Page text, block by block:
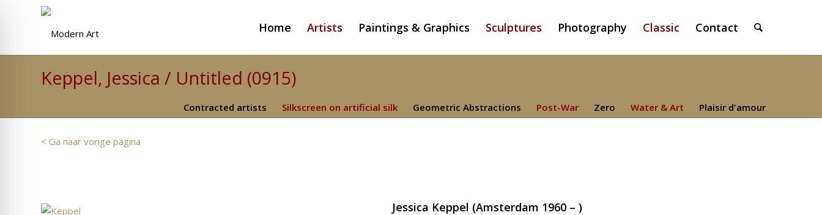
Home Artists Paintings & Graphics Sculptures Photography Classic Contact
Keppel, Jessica / Untitled (0915)
Contracted artists Silkscreen on artificial silk Geometric Abstractions Post-War Zero Water & Art Plaisir d'amour
< Ga naar vorige pagina
Jessica Keppel (Amsterdam 1960 – )